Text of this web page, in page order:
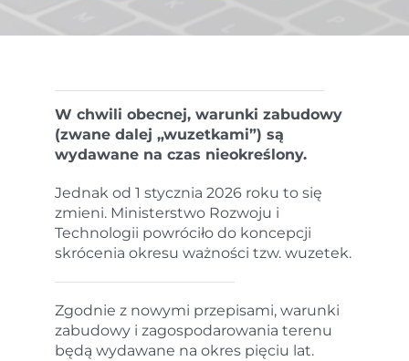
W chwili obecnej, warunki zabudowy
(zwane dalej „wuzetkami”) są
wydawane na czas nieokreślony.
Jednak od 1 stycznia 2026 roku to się
zmieni. Ministerstwo Rozwoju i
Technologii powróciło do koncepcji
skrócenia okresu ważności tzw. wuzetek.
Zgodnie z nowymi przepisami, warunki
zabudowy i zagospodarowania terenu
będą wydawane na okres pięciu lat.